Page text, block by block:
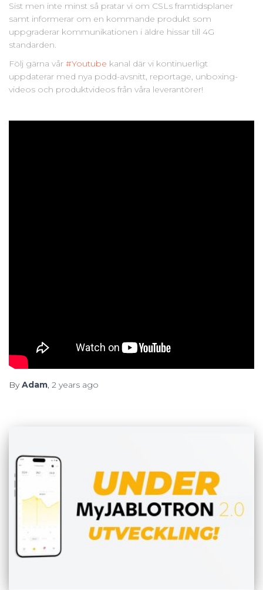
Sist men inte minst så pratar vi om CSLs framtidsplaner
samt informerar om en kommande produkt som
uppgraderar kommunikationen i äldre hissar till 4G
standarden.
Följ gärna vår #Youtube kanal där vi kontinuerligt
uppdaterar med nya podd-avsnitt, reportage, unboxing-
videos och produktvideos från våra leverantörer!
ByAdam, 2 years ago